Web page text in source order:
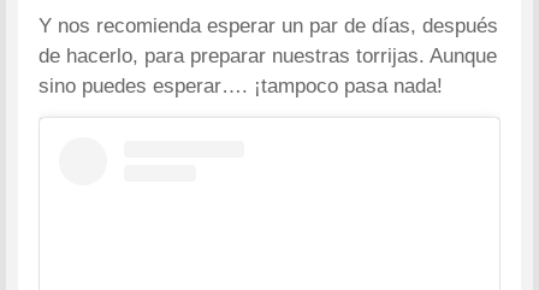
Y nos recomienda esperar un par de días, después
de hacerlo, para preparar nuestras torrijas. Aunque
sino puedes esperar…. ¡tampoco pasa nada!